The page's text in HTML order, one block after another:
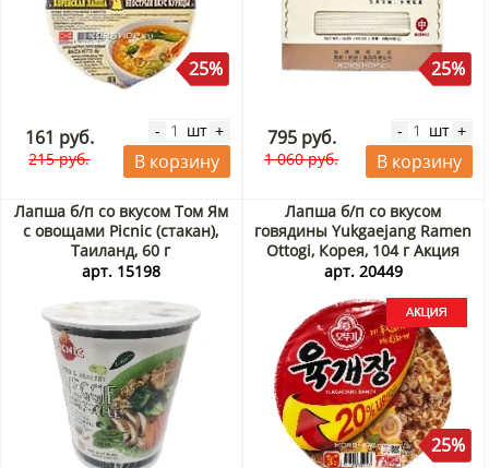
25%
161 руб.
215 руб.
- шт +
В корзину
25%
795 руб.
1 060 руб.
- шт +
В корзину
Лапша б/п со вкусом Том Ям
с овощами Picnic (стакан),
Таиланд, 60 г
арт. 15198
Лапша б/п со вкусом
говядины Yukgaejang Ramen
Ottogi, Корея, 104 г Акция
арт. 20449
25%